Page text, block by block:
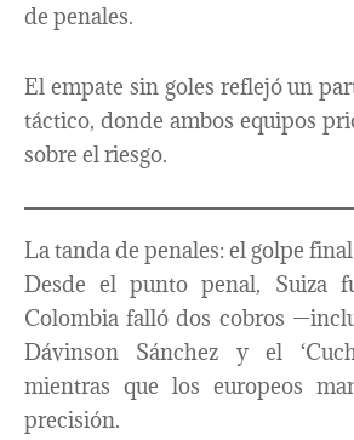
de penales.
El empate sin goles reflejó un
táctico, donde ambos equipos
sobre el riesgo.
La tanda de penales: el golpe final
Desde el punto penal, Suiza
Colombia falló dos cobros
Dávinson Sánchez y el
mientras que los europeos
precisión.